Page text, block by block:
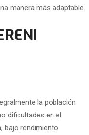
manera más adaptable
la población
dificultades en el
bajo rendimiento